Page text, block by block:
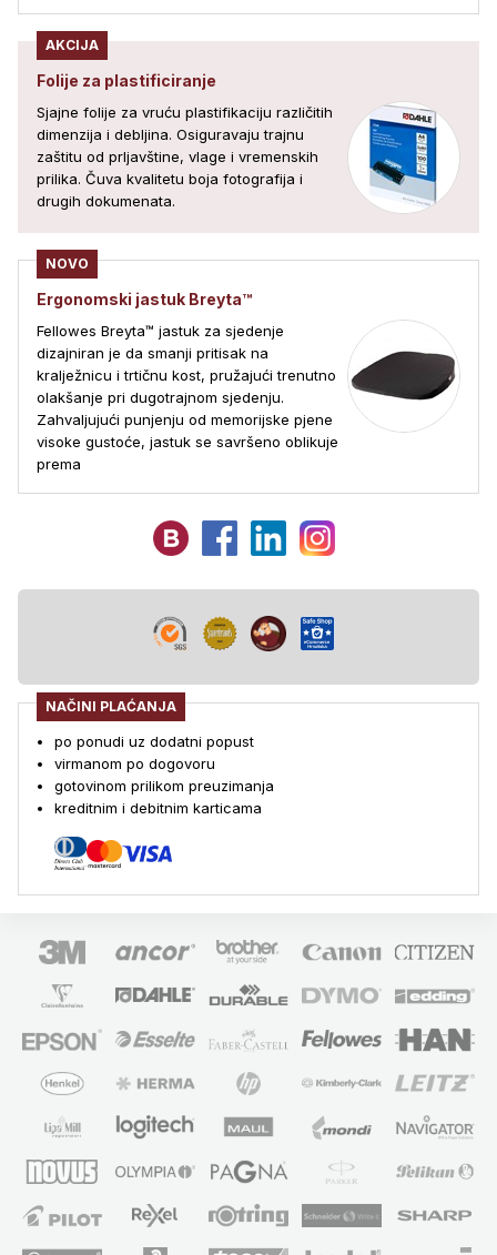
AKCIJA
Folije za plastificiranje
Sjajne folije za vruću plastifikaciju različitih
dimenzija i debljina. Osiguravaju trajnu
zaštitu od prljavštine, vlage i vremenskih
prilika. Čuva kvalitetu boja fotografija i
drugih dokumenata.
NOVO
Ergonomski jastuk Breyta™
Fellowes Breyta™ jastuk za sjedenje
dizajniran je da smanji pritisak na
kralježnicu i trtičnu kost, pružajući trenutno
olakšanje pri dugotrajnom sjedenju.
Zahvaljujući punjenju od memorijske pjene
visoke gustoće, jastuk se savršeno oblikuje
prema
NAČINI PLAĆANJA
po ponudi uz dodatni popust
virmanom po dogovoru
gotovinom prilikom preuzimanja
kreditnim i debitnim karticama